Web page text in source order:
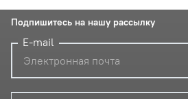
Подпишитесь на нашу рассылку
E-mail